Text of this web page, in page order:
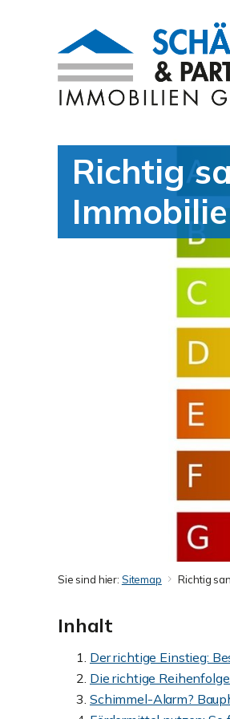
Richtig
Sie sind hier: Sitemap Richtig
Inhalt
Der richtige Einstieg:
Die richtige
Schimmel-Alarm?